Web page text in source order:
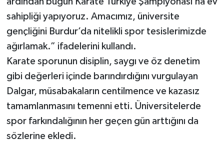
sahipliği yapıyoruz. Amacımız, üniversite
gençliğini Burdur’da nitelikli spor tesislerimizde
ağırlamak.” ifadelerini kullandı.
Karate sporunun disiplin, saygı ve öz denetim
gibi değerleri içinde barındırdığını vurgulayan
Dalgar, müsabakaların centilmence ve kazasız
tamamlanmasını temenni etti. Üniversitelerde
spor farkındalığının her geçen gün arttığını da
sözlerine ekledi.